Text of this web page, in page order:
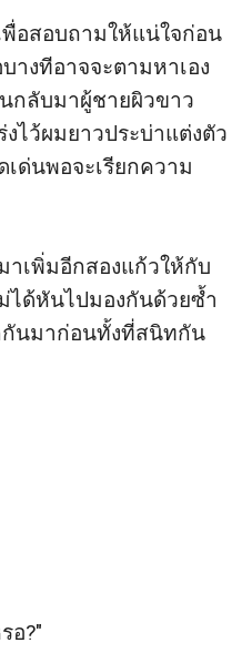
อสอบถามให้แน่ใจก่อน
างทีอาจจะตามหาเอง
กลับมาผู้ชายผิวขาว
ไว้ผมยาวประบ่าแต่งตัว
ด่นพอจะเรียกความ
าเพิ่มอีกสองแก้วให้กับ
ได้หันไปมองกันด้วยซ้ำ
กันมาก่อนทั้งที่สนิทกัน
อ?"